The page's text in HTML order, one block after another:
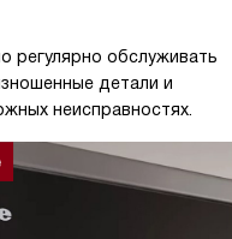
регулярно обслуживать
детали и
неисправностях.